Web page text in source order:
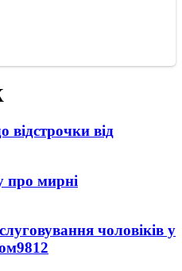
відстрочки від
про мирні
чоловіків у
9812